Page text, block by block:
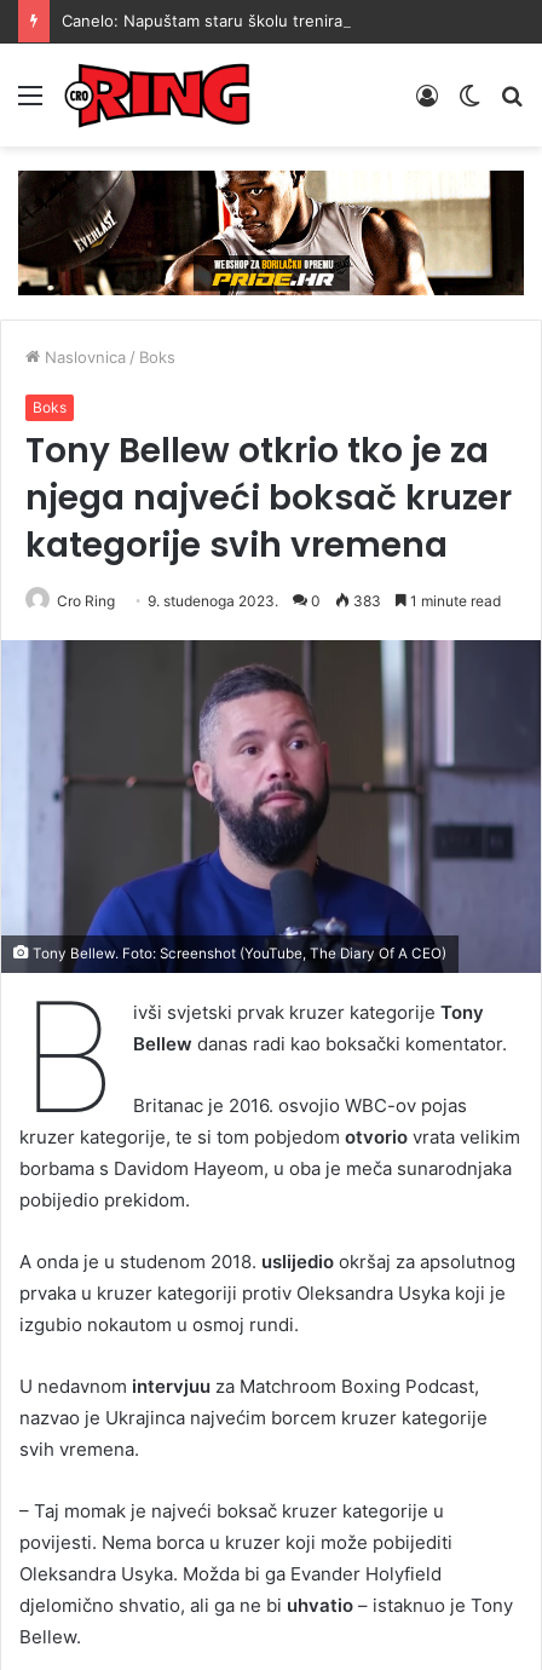
Menu
Switch
Prijava
Naslovnica / Boks
Boks
Tony Bellew otkrio tko je za
njega najveći boksač kruzer
kategorije svih vremena
Cro Ring 9. studenoga 2023. 0 383 1 minute read
Tony Bellew. Foto: Screenshot (YouTube, The Diary Of A CEO)
B ivši svjetski prvak kruzer kategorije Tony
Bellew danas radi kao boksački komentator.
Britanac je 2016. osvojio WBC-ov pojas
kruzer kategorije, te si tom pobjedom otvorio vrata velikim
borbama s Davidom Hayeom, u oba je meča sunarodnjaka
pobijedio prekidom.
A onda je u studenom 2018. uslijedio okršaj za apsolutnog
prvaka u kruzer kategoriji protiv Oleksandra Usyka koji je
izgubio nokautom u osmoj rundi.
U nedavnom intervjuu za Matchroom Boxing Podcast,
nazvao je Ukrajinca najvećim borcem kruzer kategorije
svih vremena.
– Taj momak je najveći boksač kruzer kategorije u
povijesti. Nema borca u kruzer koji može pobijediti
Oleksandra Usyka. Možda bi ga Evander Holyfield
djelomično shvatio, ali ga ne bi uhvatio – istaknuo je Tony
Bellew.